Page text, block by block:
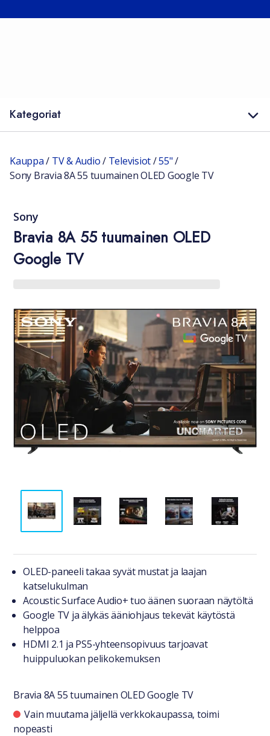
Kategoriat
Kauppa/ TV & Audio/ Televisiot/55"/
Sony Bravia 8A 55 tuumainen OLED Google TV
Sony
Bravia 8A 55 tuumainen OLED
Google TV
Tuotteesta lyhyesti
OLED-paneeli takaa syvät mustat ja laajan
katselukulman
Acoustic Surface Audio+ tuo äänen suoraan näytöltä
Google TV ja älykäs ääniohjaus tekevät käytöstä
helppoa
HDMI 2.1 ja PS5-yhteensopivuus tarjoavat
huippuluokan pelikokemuksen
Bravia 8A 55 tuumainen OLED Google TV
Saatavuustiedot
Vain muutama jäljellä verkkokaupassa, toimi
nopeasti